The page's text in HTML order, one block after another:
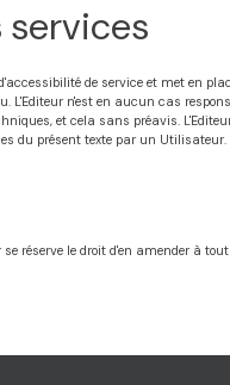
de service et met en
n'est en aucun cas
et cela sans préavis.
du présent texte par un Utilisateur.
réserve le droit d'en amender à